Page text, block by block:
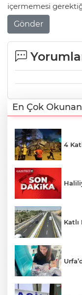
içermemesi
Gönder
En Çok
4